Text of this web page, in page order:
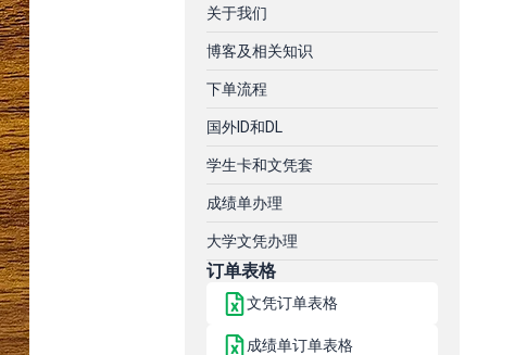
关于我们
博客及相关知识
下单流程
国外ID和DL
学生卡和文凭套
成绩单办理
大学文凭办理
订单表格
文凭订单表格
成绩单订单表格